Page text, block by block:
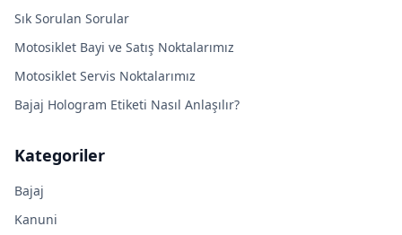
Sık Sorulan Sorular
Motosiklet Bayi ve Satış Noktalarımız
Motosiklet Servis Noktalarımız
Bajaj Hologram Etiketi Nasıl Anlaşılır?
Kategoriler
Bajaj
Kanuni